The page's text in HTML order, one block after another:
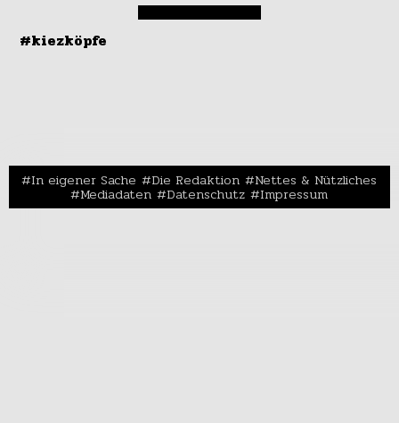
#kiezköpfe
In eigener Sache Die Redaktion Nettes & Nützliches
Mediadaten Datenschutz Impressum